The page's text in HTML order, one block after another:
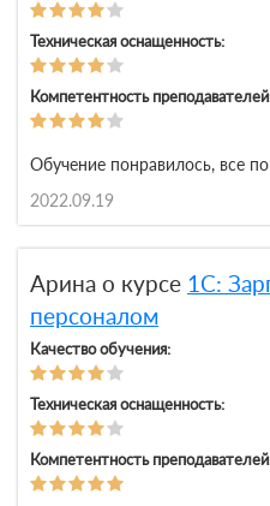
Техническая оснащенность:
Компетентность
Обучение понравилось, все
2022.09.19
Арина о курсе 1С:
персоналом
Качество обучения:
Техническая оснащенность:
Компетентность